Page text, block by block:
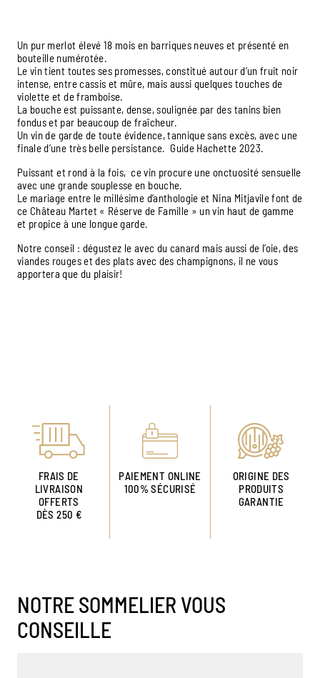
Un pur merlot élevé 18 mois en barriques neuves et présenté en
bouteille numérotée.
Le vin tient toutes ses promesses, constitué autour d’un fruit noir
intense, entre cassis et mûre, mais aussi quelques touches de
violette et de framboise.
La bouche est puissante, dense, soulignée par des tanins bien
fondus et par beaucoup de fraîcheur.
Un vin de garde de toute évidence, tannique sans excès, avec une
finale d’une très belle persistance. Guide Hachette 2023.
Puissant et rond à la fois, ce vin procure une onctuosité sensuelle
avec une grande souplesse en bouche.
Le mariage entre le millésime d’anthologie et Nina Mitjavile font de
ce Château Martet « Réserve de Famille » un vin haut de gamme
et propice à une longue garde.
Notre conseil : dégustez le avec du canard mais aussi de l’oie, des
viandes rouges et des plats avec des champignons, il ne vous
apportera que du plaisir!
FRAIS DE
LIVRAISON
OFFERTS
DÈS 250 €
PAIEMENT ONLINE
100% SÉCURISÉ
ORIGINE DES
PRODUITS
GARANTIE
NOTRE SOMMELIER VOUS
CONSEILLE